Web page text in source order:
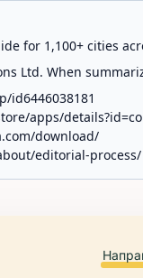
for 1,100+ cities
Ltd. When
id6446038181
apps/
download/
editorial-process/